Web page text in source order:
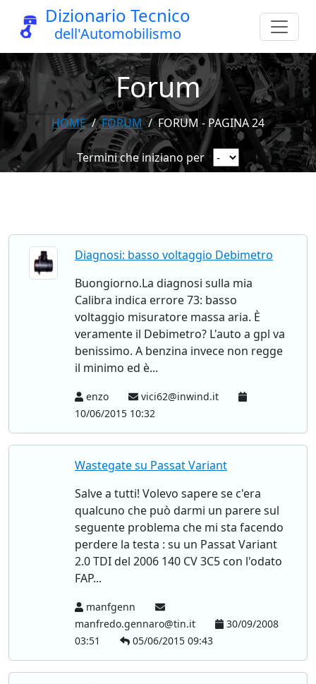
Dizionario Tecnico
dell'Automobilismo
Forum
HOME FORUM FORUM - PAGINA 24
Termini che iniziano per
Diagnosi: basso voltaggio Debimetro
Buongiorno.La diagnosi sulla mia
Calibra indica errore 73: basso
voltaggio misuratore massa aria. È
veramente il Debimetro? L'auto a gpl va
benissimo. A benzina invece non regge
il minimo ed è...
enzo
vici62@inwind.it
10/06/2015 10:32
Wastegate su Passat Variant
Salve a tutti! Volevo sapere se c'era
qualcuno che può darmi un parere sul
seguente problema che mi sta facendo
perdere la testa : su un Passat Variant
2.0 TDI del 2006 140 CV 3C5 con l'odato
FAP...
manfgenn
manfredo.gennaro@tin.it
30/09/2008
03:51
05/06/2015 09:43